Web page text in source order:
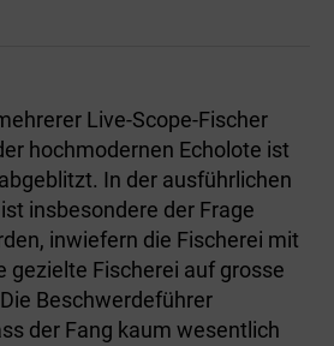
Live-Scope-Fischer
hochmodernen Echolote ist
In der ausführlichen
insbesondere der Frage
inwiefern die Fischerei mit
gezielte Fischerei auf grosse
Beschwerdeführer
der Fang kaum wesentlich